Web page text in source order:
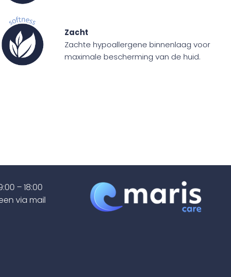
Zacht
Zachte hypoallergene binnenlaag voor
maximale bescherming van de huid.
– 18:00
via mail